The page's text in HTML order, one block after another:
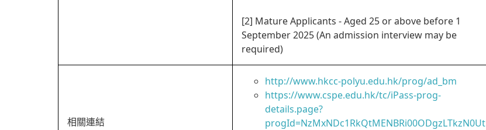
[2] Mature Applicants - Aged 25 or above before 1
September 2025 (An admission interview may be
required)
相關連結
http://www.hkcc-polyu.edu.hk/prog/ad_bm
https://www.cspe.edu.hk/tc/iPass-prog-
details.page?
progId=NzMxNDc1RkQtMENBRi00ODgzLTkzN0Ut